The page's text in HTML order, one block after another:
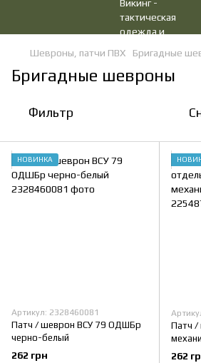
Шевроны, патчи ПВХ Бригадные
Бригадные шевроны
Фильтр
НОВИНКА
Артикул: 2328460081
Патч / шеврон ВСУ 79 ОДШБр
черно-белый
262 грн
Патч /
262